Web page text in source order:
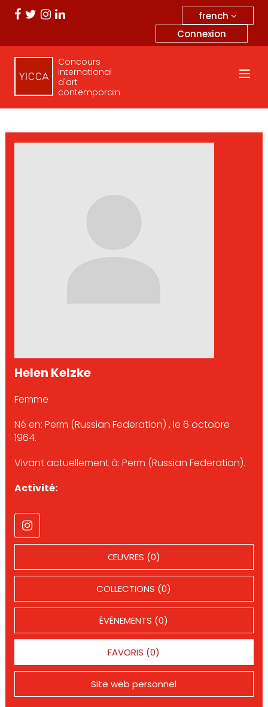
french
Connexion
Concours
international
d'art
contemporain
Helen Kelzke
Femme
Né en: Perm (Russian Federation) , le 6 octobre
1964.
Vivant actuellement à: Perm (Russian Federation).
Activité:
ŒUVRES (0)
COLLECTIONS (0)
ÉVÉNEMENTS (0)
FAVORIS (0)
Site web personnel